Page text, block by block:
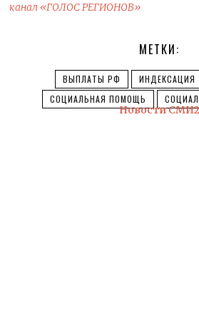
канал «ГОЛОС РЕГИОНОВ»
МЕТКИ:
ВЫПЛАТЫ РФ ИНДЕКСАЦИЯ
СОЦИАЛЬНАЯ ПОМОЩЬ
Новости